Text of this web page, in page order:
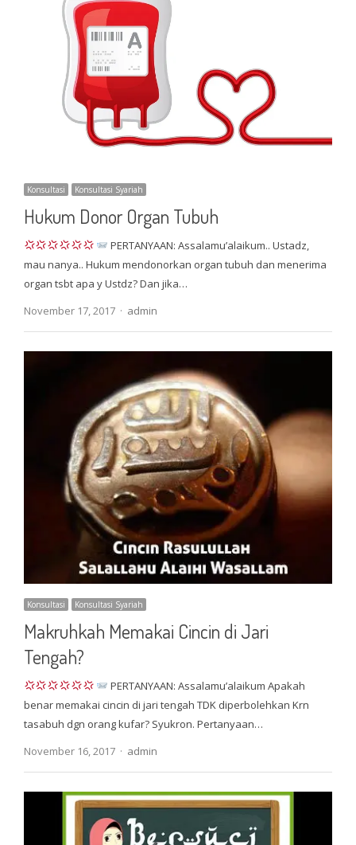
Konsultasi Konsultasi Syariah
Hukum Donor Organ Tubuh
PERTANYAAN: Assalamu’alaikum.. Ustadz,
mau nanya.. Hukum mendonorkan organ tubuh dan menerima
organ tsbt apa y Ustdz? Dan jika…
November 17, 2017
Author
admin
Konsultasi Konsultasi Syariah
Makruhkah Memakai Cincin di Jari
Tengah?
PERTANYAAN: Assalamu’alaikum Apakah
benar memakai cincin di jari tengah TDK diperbolehkan Krn
tasabuh dgn orang kufar? Syukron. Pertanyaan…
November 16, 2017
Author
admin